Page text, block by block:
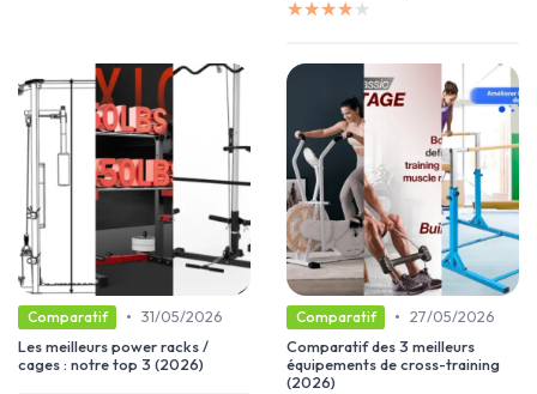
★★★★★
★★★★★
Comparatif • 31/05/2026
Les meilleurs power racks /
cages : notre top 3 (2026)
Comparatif • 27/05/2026
Comparatif des 3 meilleurs
équipements de cross-training
(2026)